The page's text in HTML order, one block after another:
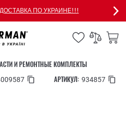
ПО УКРАИНЕ!!!
И РЕМОНТНЫЕ КОМПЛЕКТЫ
АРТИКУЛ: 934857